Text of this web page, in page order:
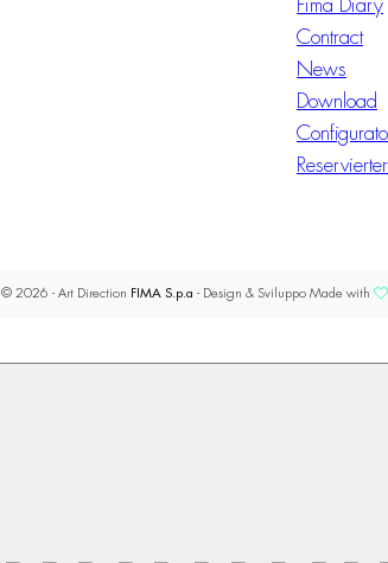
Fima Diary
Contract
News
Download
© 2026 - Art Direction FIMA S.p.a - Design & Sviluppo Made with